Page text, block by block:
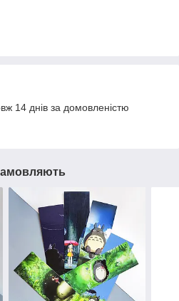
14 днів за домовленістю